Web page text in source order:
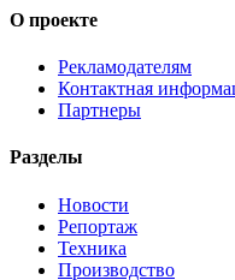
О проекте
Рекламодателям
Контактная
Партнеры
Разделы
Новости
Репортаж
Техника
Производство